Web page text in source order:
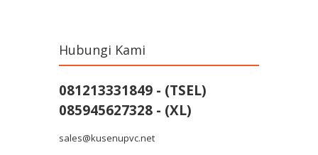
Hubungi Kami
081213331849 - (TSEL)
085945627328 - (XL)
sales@kusenupvc.net